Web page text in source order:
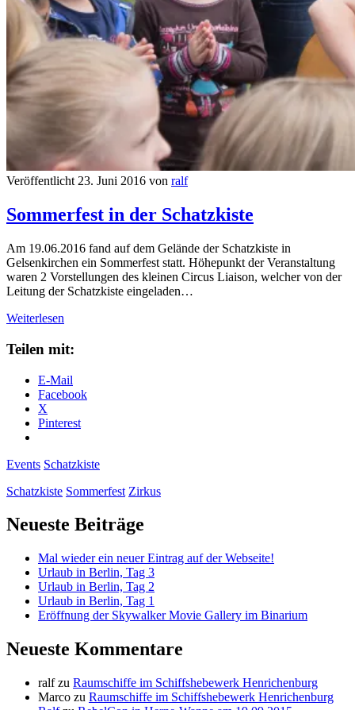
Veröffentlicht 23. Juni 2016 von ralf
Sommerfest in der Schatzkiste
Am 19.06.2016 fand auf dem Gelände der Schatzkiste in
Gelsenkirchen ein Sommerfest statt. Höhepunkt der Veranstaltung
waren 2 Vorstellungen des kleinen Circus Liaison, welcher von der
Leitung der Schatzkiste eingeladen…
Weiterlesen
der
Teilen mit:
E-Mail
Facebook
X
Pinterest
Events Schatzkiste
Schatzkiste Sommerfest Zirkus
Primäre
Neueste Beiträge
Mal wieder ein neuer Eintrag auf der Webseite!
Urlaub in Berlin, Tag 3
Urlaub in Berlin, Tag 2
Urlaub in Berlin, Tag 1
Eröffnung der Skywalker Movie Gallery im Binarium
Neueste Kommentare
ralfzu Raumschiffe im Schiffshebewerk Henrichenburg
Marco zu Raumschiffe im Schiffshebewerk Henrichenburg